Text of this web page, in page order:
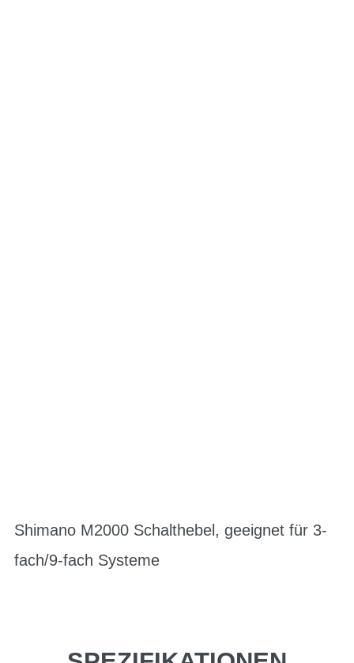
Shimano M2000 Schalthebel, geeignet für 3-
fach/9-fach Systeme